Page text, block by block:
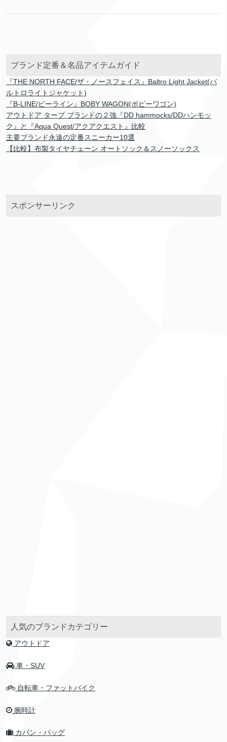
ブランド定番＆名品アイテムガイド
『THE NORTH FACE/ザ・ノースフェイス』Baltro Light Jacket(バ
ルトロライトジャケット)
『B-LINE/ビーライン』BOBY WAGON(ボビーワゴン)
アウトドア タープ ブランドの２強『DD hammocks/DDハンモッ
ク』と『Aqua Quest/アクアクエスト』比較
主要ブランド永遠の定番スニーカー10選
【比較】布製タイヤチェーン オートソック＆スノーソックス
スポンサーリンク
人気のブランドカテゴリー
アウトドア
車・SUV
自転車・ファットバイク
腕時計
カバン・バッグ